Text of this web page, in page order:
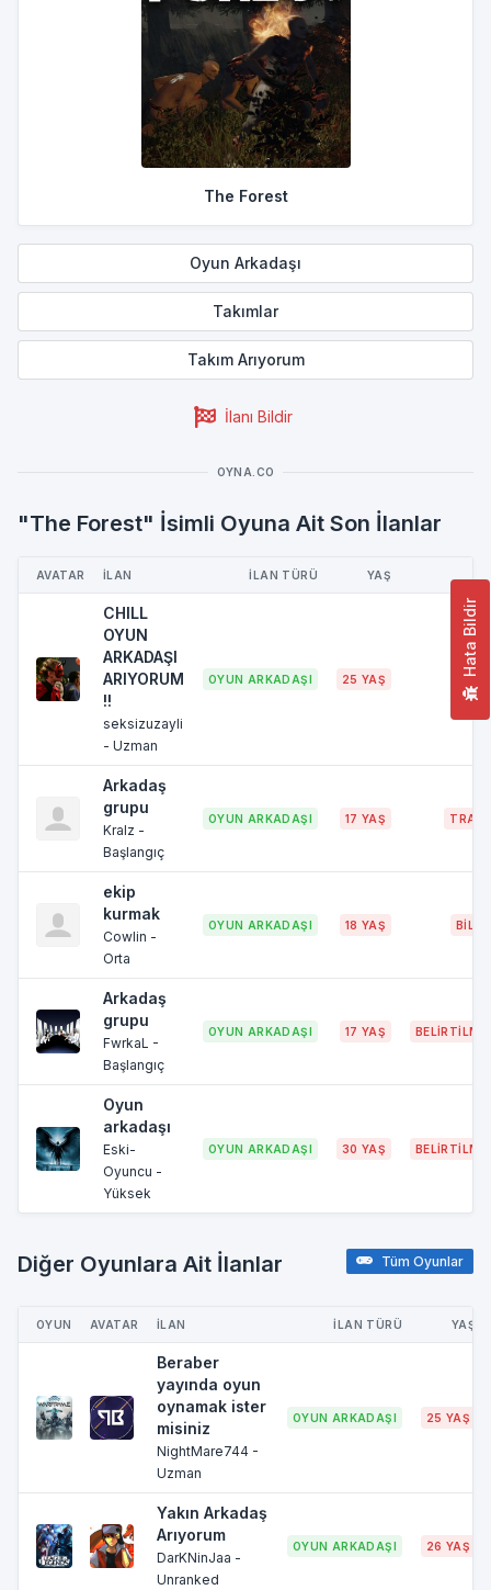
Hata Bildir
The Forest
Oyun Arkadaşı
Takımlar
Takım Arıyorum
İlanı Bildir
OYNA.CO
"The Forest" İsimli Oyuna Ait Son İlanlar
AVATAR İLAN İLAN TÜRÜ YAŞ
CHILL
OYUN
ARKADAŞI
ARIYORUM
!!
seksizuzayli
- Uzman
OYUN ARKADAŞI 25 YAŞ
Arkadaş
grupu
Kralz -
Başlangıç
OYUN ARKADAŞI 17 YAŞ
ekip
kurmak
Cowlin -
Orta
OYUN ARKADAŞI 18 YAŞ
Arkadaş
grupu
FwrkaL -
Başlangıç
OYUN ARKADAŞI 17 YAŞ
Oyun
arkadaşı
Eski-
Oyuncu -
Yüksek
OYUN ARKADAŞI 30 YAŞ
Diğer Oyunlara Ait İlanlar Tüm Oyunlar
OYUN AVATAR İLAN İLAN TÜRÜ YAŞ
Beraber
yayında oyun
oynamak ister
misiniz
NightMare744 -
Uzman
OYUN ARKADAŞI 25 YAŞ
Yakın Arkadaş
Arıyorum
DarKNinJaa -
Unranked
OYUN ARKADAŞI 26 YAŞ